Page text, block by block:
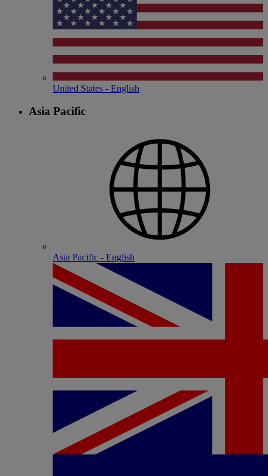
United States - English
Asia Pacific
Asia Pacific - English